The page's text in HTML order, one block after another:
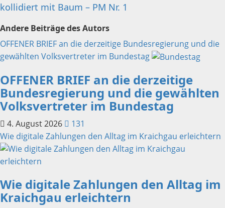
kollidiert mit Baum – PM Nr. 1
Andere Beiträge des Autors
OFFENER BRIEF an die derzeitige Bundesregierung und die
gewählten Volksvertreter im Bundestag
OFFENER BRIEF an die derzeitige
Bundesregierung und die gewählten
Volksvertreter im Bundestag
4. August 2026
131
Wie digitale Zahlungen den Alltag im Kraichgau erleichtern
Wie digitale Zahlungen den Alltag im
Kraichgau erleichtern